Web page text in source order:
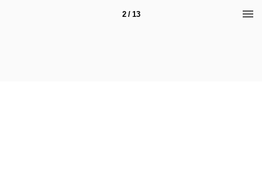
2 / 13